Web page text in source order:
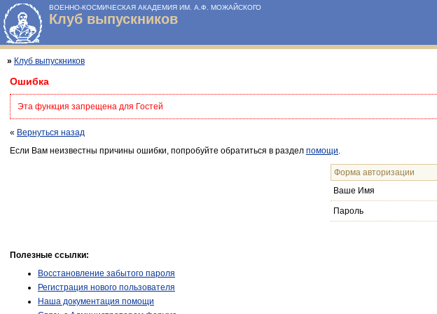
ВОЕННО-КОСМИЧЕСКАЯ АКАДЕМИЯ ИМ. А.Ф. МОЖАЙСКОГО
Клуб выпускников
» Клуб выпускников
Ошибка
Эта функция запрещена для Гостей
« Вернуться назад
Если Вам неизвестны причины ошибки, попробуйте обратиться в раздел помощи
Форма авторизации
Ваше Имя
Пароль
Полезные ссылки:
Восстановление забытого пароля
Регистрация нового пользователя
Наша документация помощи